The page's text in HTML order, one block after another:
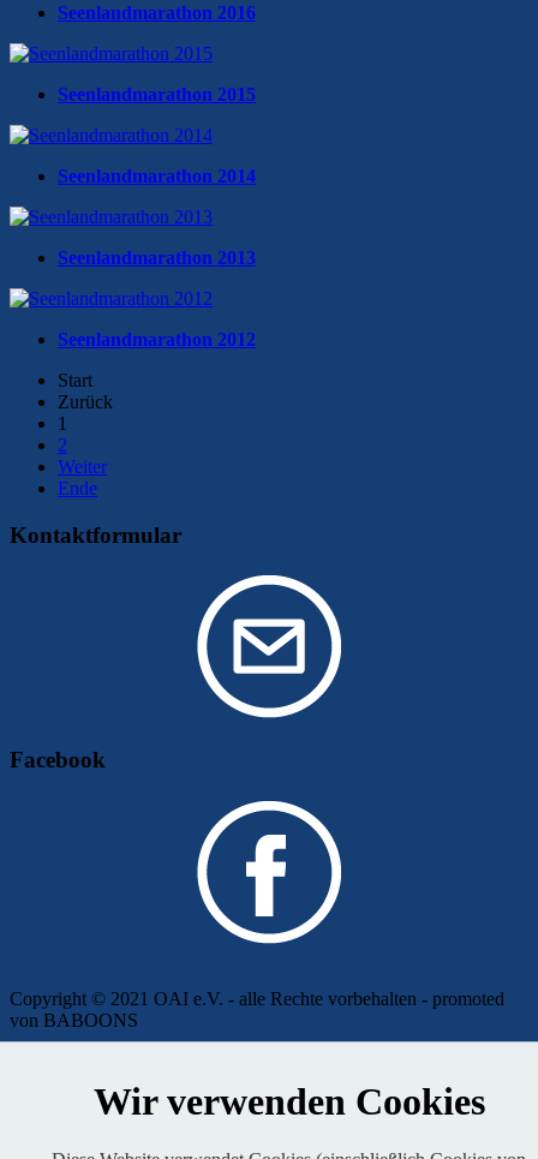
Seenlandmarathon 2016
Seenlandmarathon 2015
Seenlandmarathon 2014
Seenlandmarathon 2013
Seenlandmarathon 2012
Start
Zurück
1
2
Weiter
Ende
Kontaktformular
Facebook
Copyright © 2021 OAI e.V. - alle Rechte vorbehalten - promoted
von BABOONS
Wir verwenden Cookies